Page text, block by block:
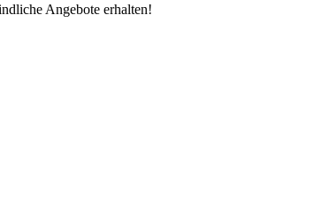
Angebote erhalten!